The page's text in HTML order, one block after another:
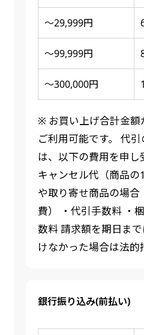
～29,999円
～99,999円
～300,000円
※ お買い上げ合計金額
ご利用可能です。 代
は、以下の費用を申し
キャンセル代（商品
や取り寄せ商品の場合
費） ・代引手数料 ・
数料 請求額を期日ま
けなかった場合は法的
銀行振り込み(前払い)